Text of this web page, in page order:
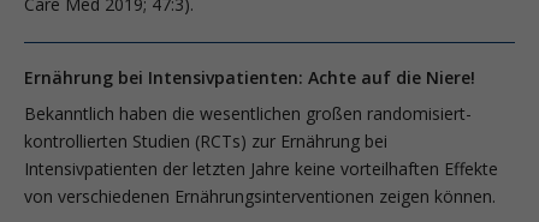
Ernährung bei Intensivpatienten: Achte auf die Niere!
Bekanntlich haben die wesentlichen großen randomisiert-
kontrollierten Studien (RCTs) zur Ernährung bei
Intensivpatienten der letzten Jahre keine vorteilhaften Effekte
von verschiedenen Ernäh­rungsinterventionen zeigen können.